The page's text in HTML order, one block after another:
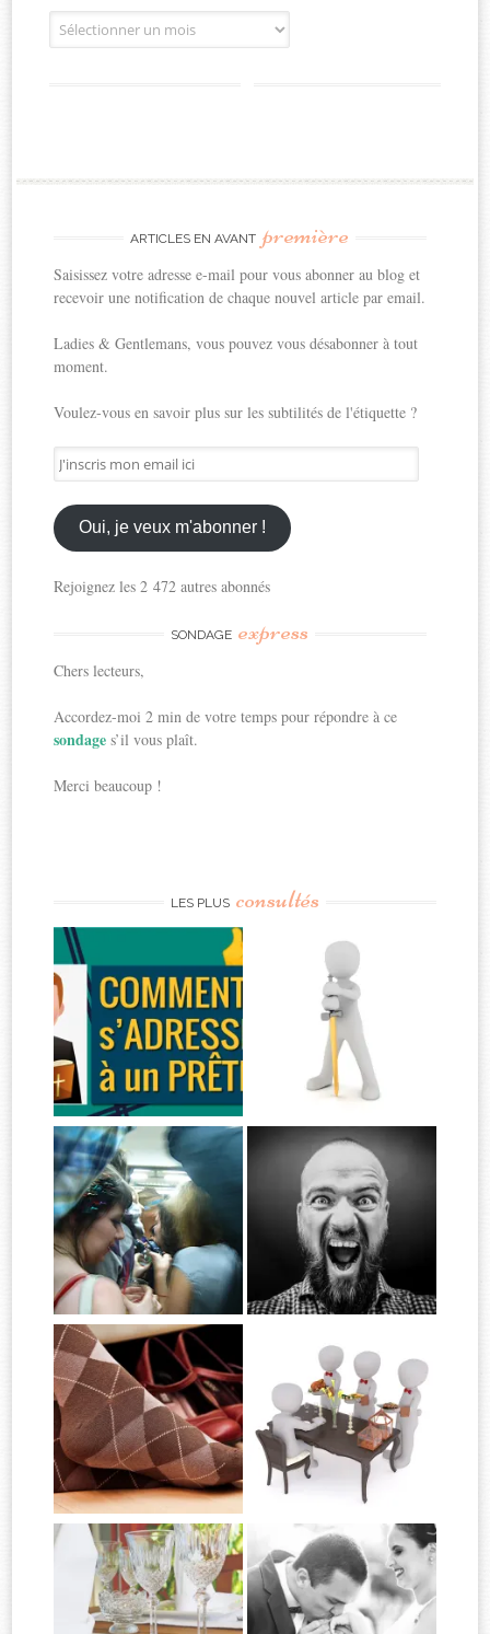
Archives
ARTICLES EN AVANT première
Saisissez votre adresse e-mail pour vous abonner au blog et
recevoir une notification de chaque nouvel article par email.
Ladies & Gentlemans, vous pouvez vous désabonner à tout
moment.
Voulez-vous en savoir plus sur les subtilités de l'étiquette ?
J'inscris
mon
email
ici
Oui, je veux m'abonner !
Rejoignez les 2 472 autres abonnés
SONDAGE express
Chers lecteurs,
Accordez-moi 2 min de votre temps pour répondre à ce
sondages’il vous plaît.
Merci beaucoup !
LES PLUS consultés